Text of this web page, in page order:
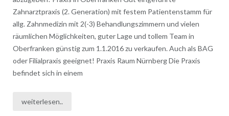
Zahnarztpraxis (2. Generation) mit festem Patientenstamm für
allg. Zahnmedizin mit 2(-3) Behandlungszimmern und vielen
räumlichen Möglichkeiten, guter Lage und tollem Team in
Oberfranken günstig zum 1.1.2016 zu verkaufen. Auch als BAG
oder Filialpraxis geeignet! Praxis Raum Nürnberg Die Praxis
befindet sich in einem
weiterlesen..